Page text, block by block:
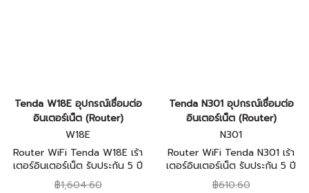
Tenda W18E อุปกรณ์เชื่อมต่อ
อินเตอร์เน็ต (Router)
W18E
Router WiFi Tenda W18E เร้า
เตอร์อินเตอร์เน็ต รับประกัน 5 ปี
฿1,604.60
Tenda N301 อุปกรณ์เชื่อมต่อ
อินเตอร์เน็ต (Router)
N301
Router WiFi Tenda N301 เร้า
เตอร์อินเตอร์เน็ต รับประกัน 5 ปี
฿610.60